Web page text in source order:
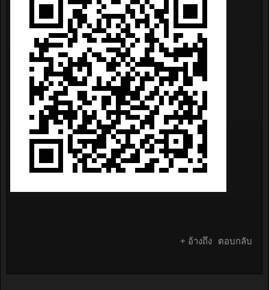
+ อ้างถึง ตอบกลับ